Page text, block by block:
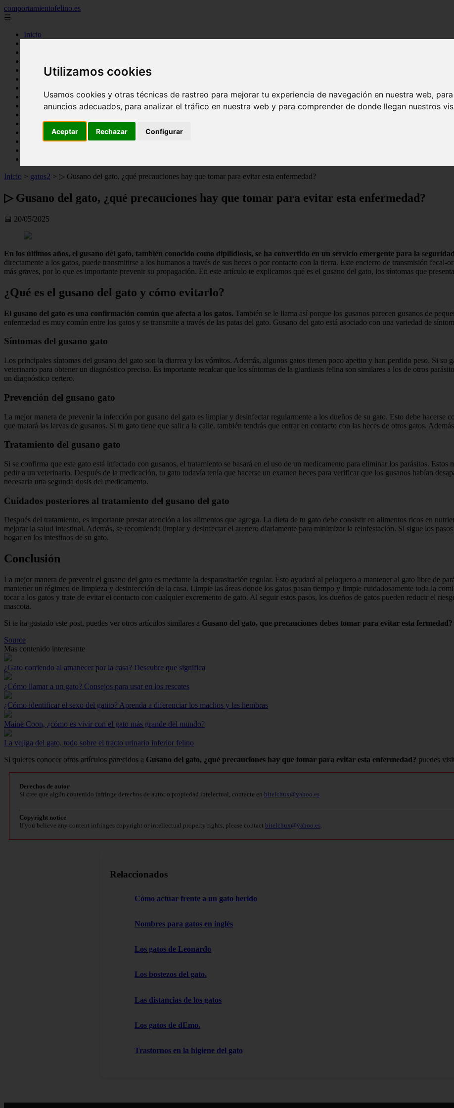
Utilizamos cookies
Usamos cookies y otras técnicas de rastreo para mejorar tu experiencia de navegación en nuestra web,
anuncios adecuados, para analizar el tráfico en nuestra web y para comprender de donde llegan nuestros
Aceptar Rechazar Configurar
comportamientofelino.es
☰
Inicio
protagonistas
actualidad
acuariofilia
articulos
nombres para gatos
novedades
tablon de anuncios
Inicio > gatos2 > ▷ Gusano del gato, ¿qué precauciones hay que tomar para evitar esta enfermedad?
▷ Gusano del gato, ¿qué precauciones hay que tomar para evitar esta enfermedad?
📅 20/05/2025
En los últimos años, el gusano del gato, también conocido como dipilidiosis, se ha convertido en un servicio emergente para la
directamente a los gatos, puede transmitirse a los humanos a través de sus heces o por contacto con la tierra. Este encierro de transmisión
más graves, por lo que es importante prevenir su propagación. En este artículo te explicamos qué es el gusano del gato, los síntomas que
¿Qué es el gusano del gato y cómo evitarlo?
El gusano del gato es una confirmación común que afecta a los gatos. También se le llama así porque los gusanos parecen gusanos de
enfermedad es muy común entre los gatos y se transmite a través de las patas del gato. Gusano del gato está asociado con una variedad de
Síntomas del gusano gato
Los principales síntomas del gusano del gato son la diarrea y los vómitos. Además, algunos gatos tienen poco apetito y han perdido peso. Si su
veterinario para obtener un diagnóstico preciso. Es importante recalcar que los síntomas de la giardiasis felina son similares a los de otros
un diagnóstico certero.
Prevención del gusano gato
La mejor manera de prevenir la infección por gusano del gato es limpiar y desinfectar regularmente a los dueños de su gato. Esto debe hacerse
que matará las larvas de gusanos. Si tu gato tiene que salir a la calle, también tendrás que entrar en contacto con las heces de otros gatos.
Tratamiento del gusano gato
Si se confirma que este gato está infectado con gusanos, el tratamiento se basará en el uso de un medicamento para eliminar los parásitos. Estos
pedir a un veterinario. Después de la medicación, tu gato todavía tenía que hacerse un examen heces para verificar que los gusanos habían
necesaria una segunda dosis del medicamento.
Cuidados posteriores al tratamiento del gusano del gato
Después del tratamiento, es importante prestar atención a los alimentos que agrega. La dieta de tu gato debe consistir en alimentos ricos en
mejorar la salud intestinal. Además, se recomienda limpiar y desinfectar el arenero diariamente para minimizar la reinfestación. Si sigue los
hogar en los intestinos de su gato.
Conclusión
La mejor manera de prevenir el gusano del gato es mediante la desparasitación regular. Esto ayudará al peluquero a mantener al gato libre de
mantener un régimen de limpieza y desinfección de la casa. Limpie las áreas donde los gatos pasan tiempo y limpie cuidadosamente toda la
tocar a los gatos y trate de evitar el contacto con cualquier excremento de gato. Al seguir estos pasos, los dueños de gatos pueden reducir el
mascota.
Si te ha gustado este post, puedes ver otros artículos similares a Gusano del gato, que precauciones debes tomar para evitar esta fermedad?
Source
Mas contenido interesante
¿Gato corriendo al amanecer por la casa? Descubre que significa
¿Cómo llamar a un gato? Consejos para usar en los rescates
¿Cómo identificar el sexo del gatito? Aprenda a diferenciar los machos y las hembras
Maine Coon, ¿cómo es vivir con el gato más grande del mundo?
La vejiga del gato, todo sobre el tracto urinario inferior felino
Si quieres conocer otros artículos parecidos a Gusano del gato, ¿qué precauciones hay que tomar para evitar esta enfermedad? puedes
Derechos de autor
Si cree que algún contenido infringe derechos de autor o propiedad intelectual, contacte en bitelchux@yahoo.es.
Copyright notice
If you believe any content infringes copyright or intellectual property rights, please contact bitelchux@yahoo.es.
Relaccionados
Cómo actuar frente a un gato herido
Nombres para gatos en inglés
Los gatos de Leonardo
Los bostezos del gato.
Las distancias de los gatos
Los gatos de dEmo.
Trastornos en la higiene del gato